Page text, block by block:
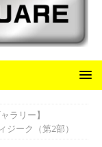
ラリー】
ーク（第2部）